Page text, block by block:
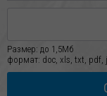
Размер: до 1,5Мб
формат: doc, xls, txt, pdf,